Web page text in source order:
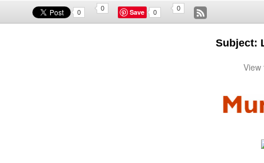
0
0 Save 0
0
Subject: